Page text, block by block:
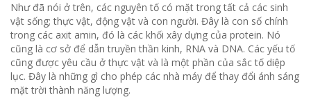
Như đã nói ở trên, các nguyên tố có mặt trong tất cả các sinh
vật sống; thực vật, động vật và con người. Đây là con số chính
trong các axit amin, đó là các khối xây dựng của protein. Nó
cũng là cơ sở để dẫn truyền thần kinh, RNA và DNA. Các yếu tố
cũng được yêu cầu ở thực vật và là một phần của sắc tố diệp
lục. Đây là những gì cho phép các nhà máy để thay đổi ánh sáng
mặt trời thành năng lượng.